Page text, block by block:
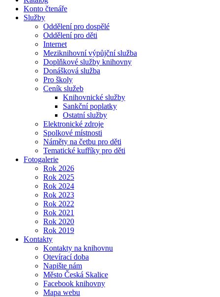
Konto čtenáře
Služby
Oddělení pro dospělé
Oddělení pro děti
Internet
Meziknihovní výpůjční služba
Doplňkové služby knihovny
Donášková služba
Pro školy
Ceník služeb
Knihovnické služby
Sankční poplatky
Ostatní služby
Elektronické zdroje
Spolkové místnosti
Náměty na četbu pro děti
Tematické kufříky pro děti
Fotogalerie
Rok 2026
Rok 2025
Rok 2024
Rok 2023
Rok 2022
Rok 2021
Rok 2020
Rok 2019
Kontakty
Kontakty na knihovnu
Otevírací doba
Napište nám
Město Česká Skalice
Facebook knihovny
Mapa webu